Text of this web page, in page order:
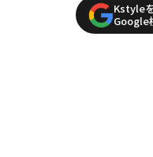
Kstyle
Google